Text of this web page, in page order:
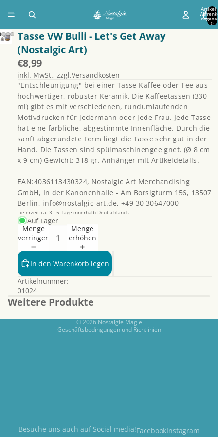
Artikel
0
Tasse VW Bulli - Let's Get Away
(Nostalgic Art)
€8,99
inkl. MwSt., zzgl.Versandkosten
"Entschleunigung" bei einer Tasse Kaffee oder Tee aus
hochwertiger, robuster Keramik. Die Kaffeetassen (330
ml) gibt es mit verschiedenen, rundumlaufenden
Motivdrucken für jedermann oder jede Frau. Jede Tasse
hat eine farbliche, abgestimmte Innenfläche. Durch die
sanft abgerundete Form liegt die Tasse sehr gut in der
Hand. Die Tassen sind spülmaschinengeeignet. (Ø 8 cm
x 9 cm) Gewicht: 318 gr. Anhänger mit Artikeldetails.
EAN:4036113430324, Nostalgic Art Merchandising
GmbH, In der Kanonenhalle - Am Borsigturm 156, 13507
Berlin, info@nostalgic-art.de, +49 30 30647000
Lieferzeit:ca. 3 - 5 Tage innerhalb Deutschlands
Auf Lager
Menge
verringern
Menge
erhöhen
In den Warenkorb legen
Artikelnummer:
01024
Weitere Produkte
© 2026Nostalgie Magie
Geschäftsbedingungen und Richtlinien
Datenschutzerklärung
Widerrufsrecht
AGB
Kontaktinformationen
Impressum
Besuche uns auch auf Social media!FacebookInstagram